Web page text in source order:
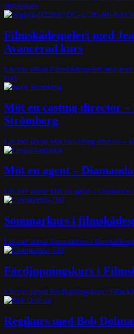
distanskurs
Filmskådespeleri med
Avancerad kurs
Läs merabout Filmskådespeleri med
kurs
Möt en casting director
Strömberg
Läs merabout Möt en casting director –
Möt en agent –
Läs merabout Möt en agent – Diamanda
Sommarkurs i
Läs merabout Sommarkurs i
Fördjupningskurs i
Läs merabout Fördjupningskurs i
Regikurs med Bob